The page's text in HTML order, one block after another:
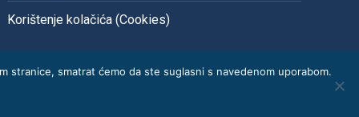
Korištenje kolačića (Cookies)
smatrat ćemo da ste suglasni s navedenom uporabom.